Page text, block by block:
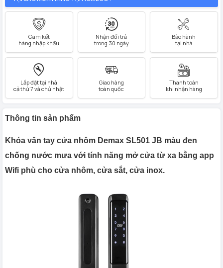
Cam kết
hàng nhập khẩu
Nhận đổi trả
trong 30 ngày
Bảo hành
tại nhà
Lắp đặt tại nhà
cả thứ 7 và chủ nhật
Giao hàng
toàn quốc
Thanh toán
khi nhận hàng
Thông tin sản phẩm
Khóa vân tay cửa nhôm Demax SL501 JB màu đen
chống nước mưa với tính năng mở cửa từ xa bằng app
Wifi phù cho cửa nhôm, cửa sắt, cửa inox.